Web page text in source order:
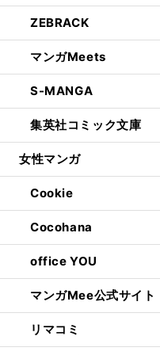
ZEBRACK
マンガMeets
S-MANGA
集英社コミック文庫
女性マンガ
Cookie
Cocohana
office YOU
マンガMee公式サイト
リマコミ